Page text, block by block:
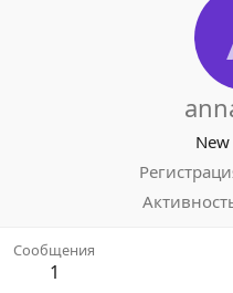
Сообщения
1